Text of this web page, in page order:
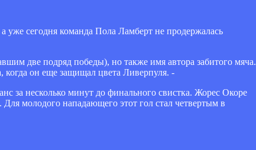
уже сегодня команда Пола Ламберт не продержалась
две подряд победы), но также имя автора забитого мяча.
когда он еще защищал цвета Ливерпуля. -
за несколько минут до финального свистка. Жорес Окоре
молодого нападающего этот гол стал четвертым в